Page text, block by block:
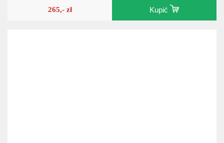
265,- zł Kupić